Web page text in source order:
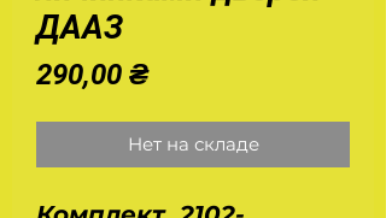
ДААЗ
290,00 ₴Цена
Нет на складе